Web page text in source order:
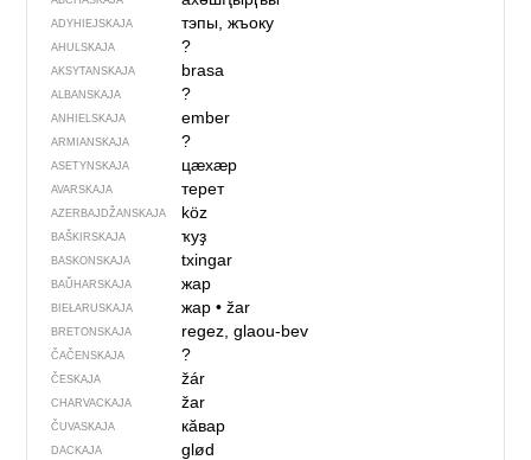
ADYHIEJSKAJA тэпы, жъоку
AHULSKAJA ?
AKSYTANSKAJA brasa
ALBANSKAJA ?
ANHIELSKAJA ember
ARMIANSKAJA ?
ASETYNSKAJA цӕхӕр
AVARSKAJA терет
AZERBAJDŽAN­SKAJA köz
BAŠKIRSKAJA ҡуҙ
BASKONSKAJA txingar
BAŬHARSKAJA жар
BIEŁARUSKAJA жар• žar
BRETONSKAJA regez, glaou-bev
ČAČENSKAJA ?
ČESKAJA žár
CHARVACKAJA žar
ČUVASKAJA кӑвар
DACKAJA glød